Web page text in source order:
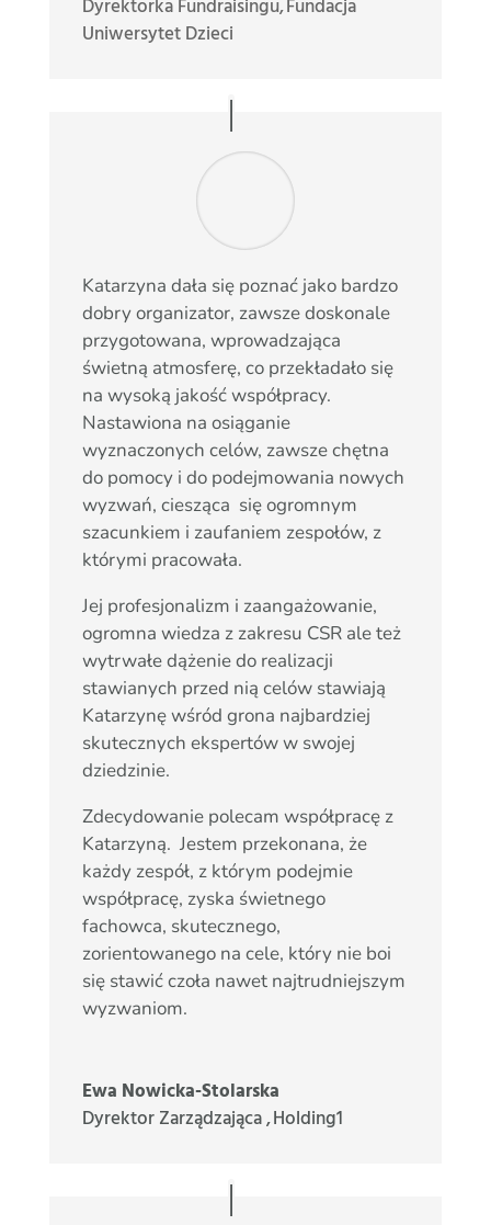
Uniwersytet Dzieci
Katarzyna dała się poznać jako bardzo
dobry organizator, zawsze doskonale
przygotowana, wprowadzająca
świetną atmosferę, co przekładało się
na wysoką jakość współpracy.
Nastawiona na osiąganie
wyznaczonych celów, zawsze chętna
do pomocy i do podejmowania nowych
wyzwań, ciesząca się ogromnym
szacunkiem i zaufaniem zespołów, z
którymi pracowała.
Jej profesjonalizm i zaangażowanie,
ogromna wiedza z zakresu CSR ale też
wytrwałe dążenie do realizacji
stawianych przed nią celów stawiają
Katarzynę wśród grona najbardziej
skutecznych ekspertów w swojej
dziedzinie.
Zdecydowanie polecam współpracę z
Katarzyną. Jestem przekonana, że
każdy zespół, z którym podejmie
współpracę, zyska świetnego
fachowca, skutecznego,
zorientowanego na cele, który nie boi
się stawić czoła nawet najtrudniejszym
wyzwaniom.
Ewa Nowicka-Stolarska
Dyrektor Zarządzająca,Holding1